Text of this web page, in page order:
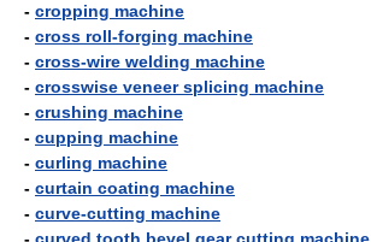
- cropping machine
- cross roll-forging machine
- cross-wire welding machine
- crosswise veneer splicing machine
- crushing machine
- cupping machine
- curling machine
- curtain coating machine
- curve-cutting machine